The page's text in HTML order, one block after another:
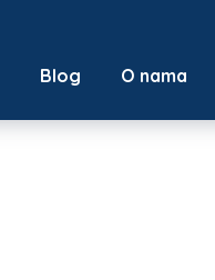
Blog O nama